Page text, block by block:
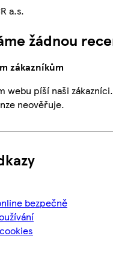
a.s.
žádnou
zákazníkům
webu píší naši
neověřuje.
bezpečně